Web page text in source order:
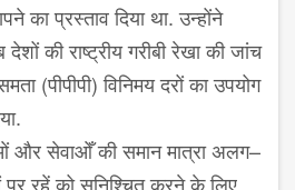
का प्रस्ताव दिया था. उन्होंने
की राष्ट्रीय गरीबी रेखा की जांच
(पीपीपी) विनिमय दरों का उपयोग
और सेवाओँ की समान मात्रा अलग–
रहें,को सुनिश्चित करने के लिए